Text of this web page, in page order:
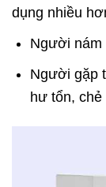
dụng nhiều
Người nám
Người gặp
hư tổn, chẻ